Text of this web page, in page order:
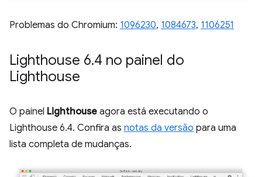
Problemas do Chromium: 1096230, 1084673, 1106251
Lighthouse 6.4 no painel do
Lighthouse
O painel Lighthouse agora está executando o
Lighthouse 6.4. Confira as notas da versão para uma
lista completa de mudanças.